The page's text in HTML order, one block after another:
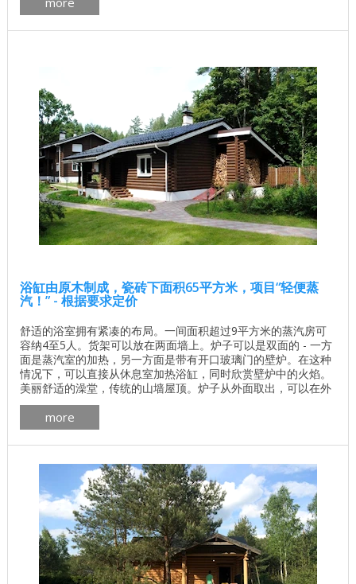
浴缸由原木制成，瓷砖下面积65平方米，项目“轻便蒸
汽！” - 根据要求定价
舒适的浴室拥有紧凑的布局。一间面积超过9平方米的蒸汽房可
容纳4至5人。货架可以放在两面墙上。炉子可以是双面的 - 一方
面是蒸汽室的加热，另一方面是带有开口玻璃门的壁炉。在这种
情况下，可以直接从休息室加热浴缸，同时欣赏壁炉中的火焰。
美丽舒适的澡堂，传统的山墙屋顶。炉子从外面取出，可以在外
面加热浴缸并在附近保持木柴。洗浴项目还包括一个可供五六人
使用的蒸汽浴室，一个宽敞的淋浴房，您可以在那里放置雪松
桶。 ...
more